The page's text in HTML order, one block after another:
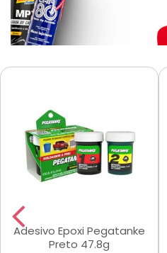
Adesivo Epoxi Pegatanke
Preto 47.8g